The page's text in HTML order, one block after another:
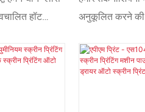
प्रिंटर
हॉट
लागू
होगा,
स्वचालित स्क्रीन
अनुकूलित करने की
LED UV 2 3 4
प्रिंटिंग मशीन